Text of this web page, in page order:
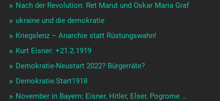
Nach der Revolution: Ret Marut und Oskar Maria Graf
ukraine und die demokratie
Kriegslenz – Anarchie statt Rüstungswahn!
Kurt Eisner: +21.2.1919
Demokratie-Neustart 2022? Bürgerräte?
Demokratie.Start1918
November in Bayern: Eisner, Hitler, Elser, Pogrome …